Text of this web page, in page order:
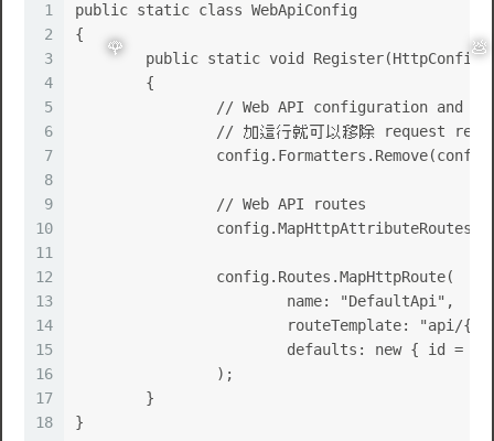
1
2
3
4
5
6
7
8
9
10
11
12
13
14
15
16
17
18
public static class WebApiConfig
{
public static void
	{
// Web API configuration and
// 加這行就可以移除 request
		// Web API routes
		config.Routes.MapHttpRoute(
			name: "DefaultApi",
routeTemplate: "api/
defaults: new { id =
		);
	}
}
💩